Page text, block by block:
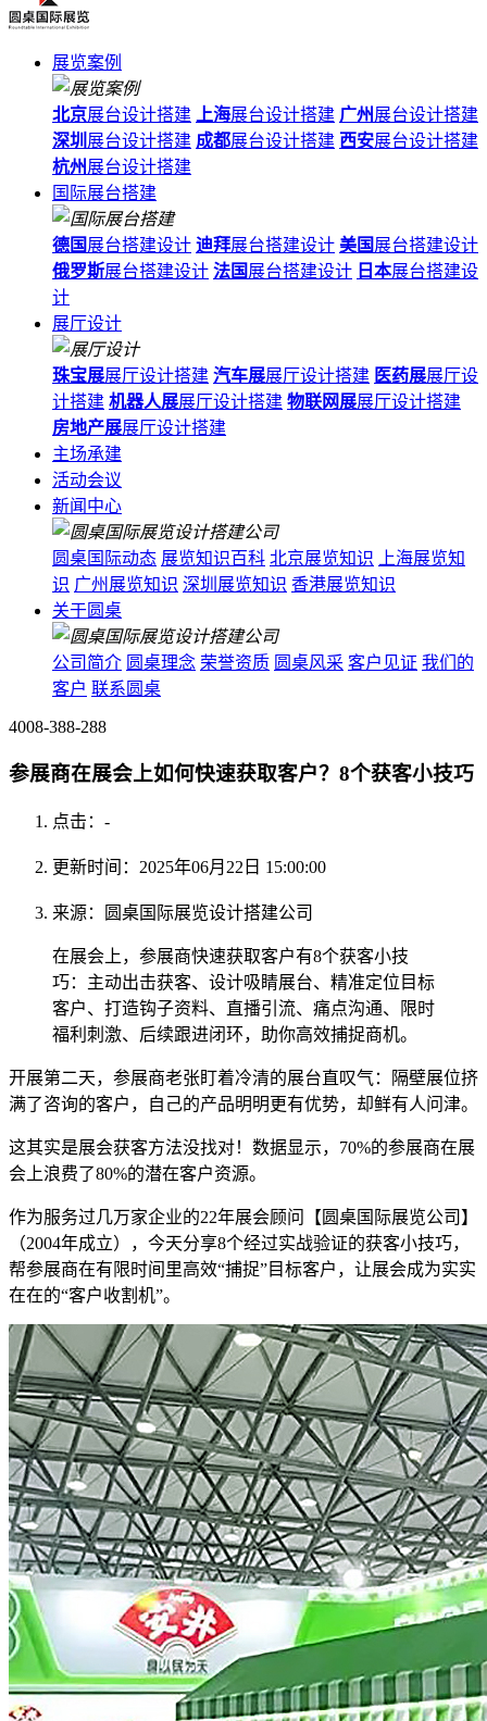
展览案例
北京展台设计搭建 上海展台设计搭建 广州展台设计搭建
深圳 展台设计搭建 成都展台设计搭建 西安展台设计搭建
杭州展台设计搭建
国际展台搭建
德国 展台搭建设计 迪拜展台搭建设计 美国 展台搭建设计
俄罗斯展台搭建设计 法国 展台搭建设计 日本展台搭建设
计
展厅设计
珠宝展展厅设计搭建 汽车展展厅设计搭建 医药展展厅设
计搭建 机器人展展厅设计搭建 物联网展展厅设计搭建
房地产展展厅设计搭建
主场承建
活动会议
新闻中心
圆桌国际动态 展览知识百科 北京展览知识
上海展览知
识 广州展览知识 深圳展览知识 香港展览知识
关于圆桌
公司简介 圆桌理念 荣誉资质 圆桌风采 客户见证 我们的
客户 联系圆桌
4008-388-288
参展商在展会上如何快速获取客户？8个获客小技巧
点击： -
更新时间：2025年06月22日 15:00:00
来源：圆桌国际展览设计搭建公司
在展会上，参展商快速获取客户有8个获客小技
巧：主动出击获客、设计吸睛展台、精准定位目标
客户、打造钩子资料、直播引流、痛点沟通、限时
福利刺激、后续跟进闭环，助你高效捕捉商机。
开展第二天，参展商老张盯着冷清的展台直叹气：隔壁展位挤
满了咨询的客户，自己的产品明明更有优势，却鲜有人问津。
这其实是展会获客方法没找对！数据显示，70%的参展商在展
会上浪费了80%的潜在客户资源。
作为服务过几万家企业的22年展会顾问【圆桌国际展览公司】
（2004年成立），今天分享8个经过实战验证的获客小技巧，
帮参展商在有限时间里高效“捕捉”目标客户，让展会成为实实
在在的“客户收割机”。